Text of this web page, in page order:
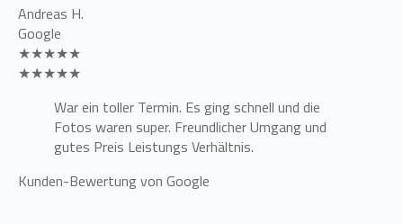
Andreas H.
Google
★★★★★
★★★★★
War ein toller Termin. Es ging schnell und die
Fotos waren super. Freundlicher Umgang und
gutes Preis Leistungs Verhältnis.
Kunden-Bewertung von Google